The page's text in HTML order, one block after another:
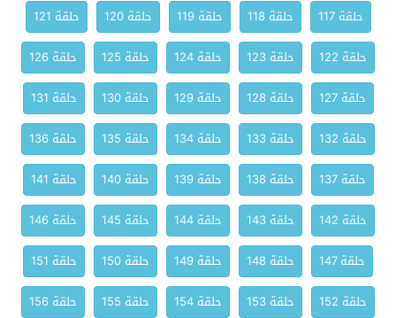
حلقة 117
حلقة 118 حلقة 119 حلقة 120
حلقة 121
حلقة 122
حلقة 123 حلقة 124 حلقة 125
حلقة 126
حلقة 127
حلقة 128 حلقة 129 حلقة 130
حلقة 131
حلقة 132
حلقة 133 حلقة 134 حلقة 135
حلقة 136
حلقة 137
حلقة 138 حلقة 139 حلقة 140
حلقة 141
حلقة 142
حلقة 143 حلقة 144 حلقة 145
حلقة 146
حلقة 147
حلقة 148 حلقة 149 حلقة 150
حلقة 151
حلقة 152
حلقة 153 حلقة 154 حلقة 155 حلقة 156